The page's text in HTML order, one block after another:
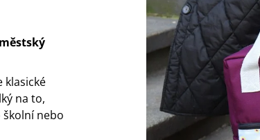
klasické
na to,
nebo